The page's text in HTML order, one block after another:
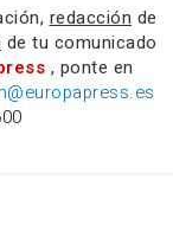
redacción de
de tu comunicado
, ponte en